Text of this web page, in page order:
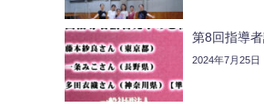
第8回指導
2024年7月25日